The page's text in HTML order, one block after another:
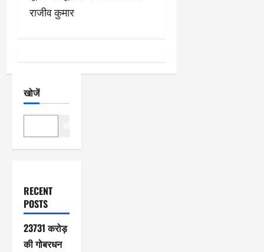
न
राजीव कुमार
खोजें
RECENT
POSTS
23731 करोड़
की गोबरधन